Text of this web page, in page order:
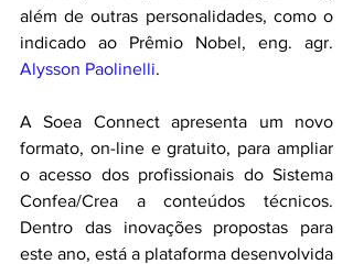
além de outras personalidades, como o
Alysson Paolinelli.
A Soea Connect apresenta um novo
formato, on-line e gratuito, para ampliar
o acesso dos profissionais do Sistema
Confea/Crea a conteúdos técnicos.
Dentro das inovações propostas para
este ano, está a plataforma desenvolvida